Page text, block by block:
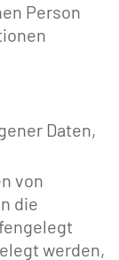
Person
Daten,
von
die
werden,